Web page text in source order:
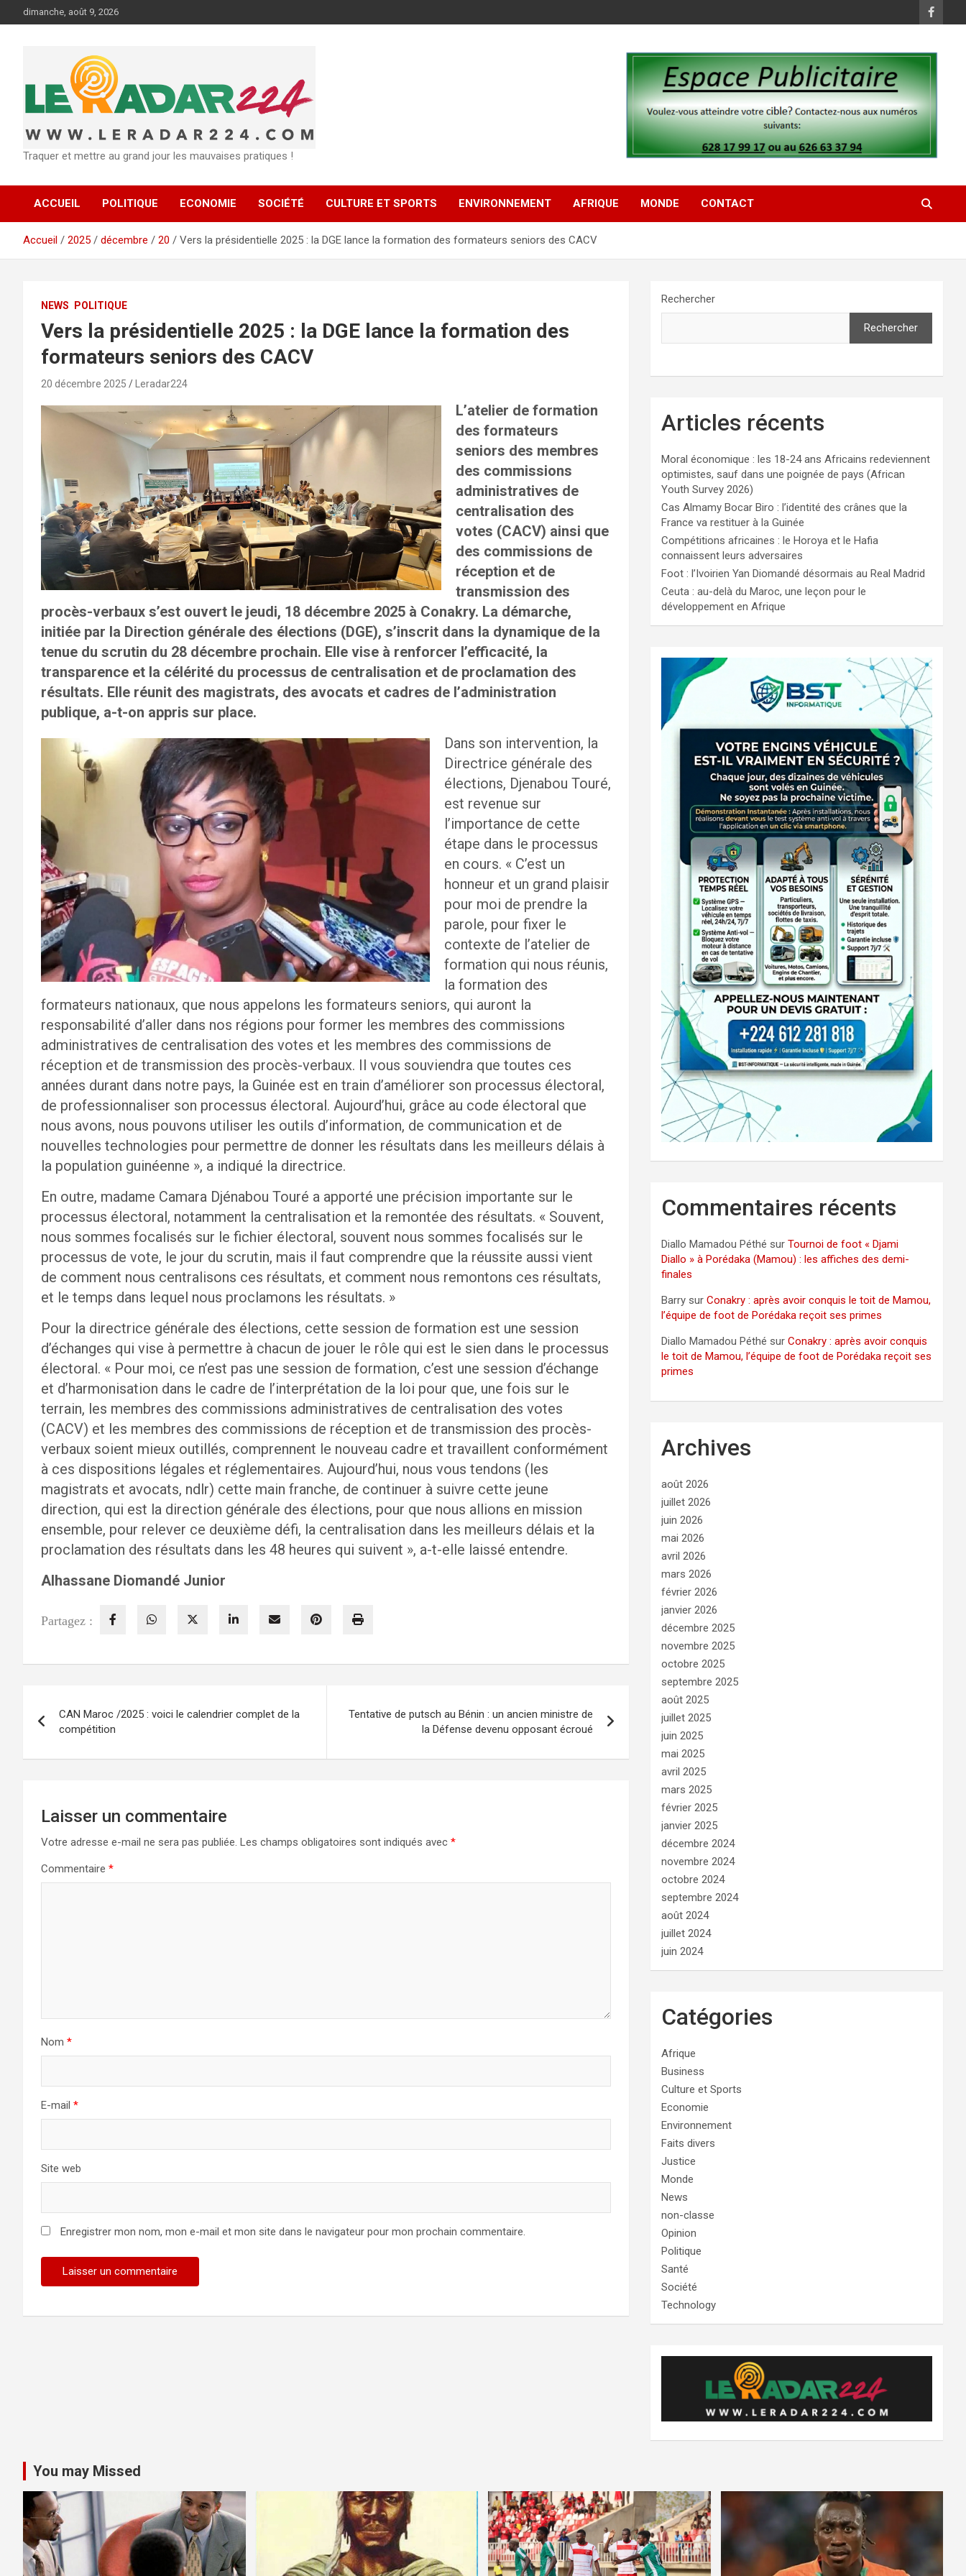
au
dimanche, août 9, 2026
Traquer et mettre au grand jour les mauvaises pratiques !
ACCUEIL POLITIQUE ECONOMIE SOCIÉTÉ CULTURE ET SPORTS ENVIRONNEMENT AFRIQUE MONDE CONTACT
Accueil 2025 décembre 20 Vers la présidentielle 2025 : la DGE lance la formation des formateurs seniors des CACV
NEWS POLITIQUE
Vers la présidentielle 2025 : la DGE lance la formation des
formateurs seniors des CACV
20 décembre 2025 Leradar224
L’atelier de formation
des formateurs
seniors des membres
des commissions
administratives de
centralisation des
votes (CACV) ainsi que
des commissions de
réception et de
transmission des
procès-verbaux s’est ouvert le jeudi, 18 décembre 2025 à Conakry. La démarche,
initiée par la Direction générale des élections (DGE), s’inscrit dans la dynamique de la
tenue du scrutin du 28 décembre prochain. Elle vise à renforcer l’efficacité, la
transparence et la célérité du processus de centralisation et de proclamation des
résultats. Elle réunit des magistrats, des avocats et cadres de l’administration
publique, a-t-on appris sur place.
Dans son intervention, la
Directrice générale des
élections, Djenabou Touré,
est revenue sur
l’importance de cette
étape dans le processus
en cours. « C’est un
honneur et un grand plaisir
pour moi de prendre la
parole, pour fixer le
contexte de l’atelier de
formation qui nous réunis,
la formation des
formateurs nationaux, que nous appelons les formateurs seniors, qui auront la
responsabilité d’aller dans nos régions pour former les membres des commissions
administratives de centralisation des votes et les membres des commissions de
réception et de transmission des procès-verbaux. Il vous souviendra que toutes ces
années durant dans notre pays, la Guinée est en train d’améliorer son processus électoral,
de professionnaliser son processus électoral. Aujourd’hui, grâce au code électoral que
nous avons, nous pouvons utiliser les outils d’information, de communication et de
nouvelles technologies pour permettre de donner les résultats dans les meilleurs délais à
la population guinéenne », a indiqué la directrice.
En outre, madame Camara Djénabou Touré a apporté une précision importante sur le
processus électoral, notamment la centralisation et la remontée des résultats. « Souvent,
nous sommes focalisés sur le fichier électoral, souvent nous sommes focalisés sur le
processus de vote, le jour du scrutin, mais il faut comprendre que la réussite aussi vient
de comment nous centralisons ces résultats, et comment nous remontons ces résultats,
et le temps dans lequel nous proclamons les résultats. »
Pour la directrice générale des élections, cette session de formation est une session
d’échanges qui vise à permettre à chacun de jouer le rôle qui est le sien dans le processus
électoral. « Pour moi, ce n’est pas une session de formation, c’est une session d’échange
et d’harmonisation dans le cadre de l’interprétation de la loi pour que, une fois sur le
terrain, les membres des commissions administratives de centralisation des votes
(CACV) et les membres des commissions de réception et de transmission des procès-
verbaux soient mieux outillés, comprennent le nouveau cadre et travaillent conformément
à ces dispositions légales et réglementaires. Aujourd’hui, nous vous tendons (les
magistrats et avocats, ndlr) cette main franche, de continuer à suivre cette jeune
direction, qui est la direction générale des élections, pour que nous allions en mission
ensemble, pour relever ce deuxième défi, la centralisation dans les meilleurs délais et la
proclamation des résultats dans les 48 heures qui suivent », a-t-elle laissé entendre.
Alhassane Diomandé Junior
Partagez :
de
l’article
CAN Maroc /2025 : voici le calendrier complet de la
compétition
Tentative de putsch au Bénin : un ancien ministre de
la Défense devenu opposant écroué
Laisser un commentaire
Votre adresse e-mail ne sera pas publiée. Les champs obligatoires sont indiqués avec *
Commentaire *
Nom *
E-mail *
Site web
Enregistrer mon nom, mon e-mail et mon site dans le navigateur pour mon prochain commentaire.
Rechercher
Rechercher
Articles récents
Moral économique : les 18-24 ans Africains redeviennent
optimistes, sauf dans une poignée de pays (African
Youth Survey 2026)
Cas Almamy Bocar Biro : l’identité des crânes que la
France va restituer à la Guinée
Compétitions africaines : le Horoya et le Hafia
connaissent leurs adversaires
Foot : l’Ivoirien Yan Diomandé désormais au Real Madrid
Ceuta : au-delà du Maroc, une leçon pour le
développement en Afrique
Commentaires récents
Diallo Mamadou Péthé surTournoi de foot « Djami
Diallo » à Porédaka (Mamou) : les affiches des demi-
finales
Barry surConakry : après avoir conquis le toit de Mamou,
l’équipe de foot de Porédaka reçoit ses primes
Diallo Mamadou Péthé surConakry : après avoir conquis
le toit de Mamou, l’équipe de foot de Porédaka reçoit ses
primes
Archives
août 2026
juillet 2026
juin 2026
mai 2026
avril 2026
mars 2026
février 2026
janvier 2026
décembre 2025
novembre 2025
octobre 2025
septembre 2025
août 2025
juillet 2025
juin 2025
mai 2025
avril 2025
mars 2025
février 2025
janvier 2025
décembre 2024
novembre 2024
octobre 2024
septembre 2024
août 2024
juillet 2024
juin 2024
Catégories
Afrique
Business
Culture et Sports
Economie
Environnement
Faits divers
Justice
Monde
News
non-classe
Opinion
Politique
Santé
Société
Technology
You may Missed